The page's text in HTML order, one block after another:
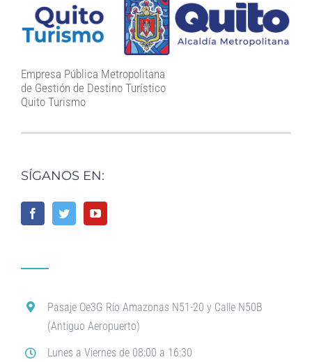
Empresa Pública Metropolitana
de Gestión de Destino Turístico
Quito Turismo
SÍGANOS EN:
Pasaje Oe3G Río Amazonas N51-20 y Calle N50B
(Antiguo Aeropuerto)
Lunes a Viernes de 08:00 a 16:30